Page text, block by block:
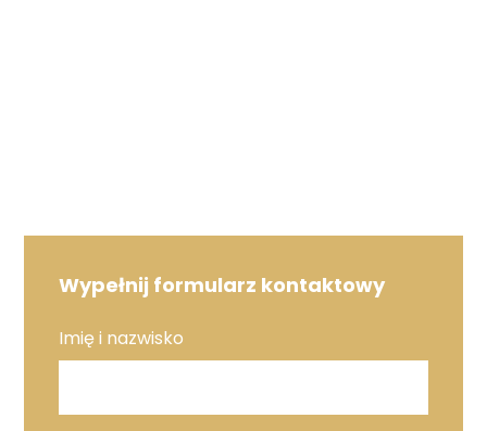
Wypełnij formularz kontaktowy
Imię i nazwisko